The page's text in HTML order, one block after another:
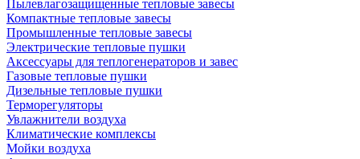
Пылевлагозащищенные тепловые завесы
Компактные тепловые завесы
Промышленные тепловые завесы
Электрические тепловые пушки
Аксессуары для теплогенераторов и завес
Газовые тепловые пушки
Дизельные тепловые пушки
Терморегуляторы
Увлажнители воздуха
Климатические комплексы
Мойки воздуха